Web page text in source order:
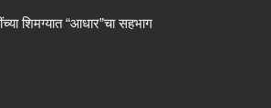
शिमग्यात “आधार”चा सहभाग